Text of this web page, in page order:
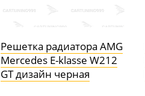
Решетка радиатора AMG
Mercedes E-klasse W212
GT дизайн черная